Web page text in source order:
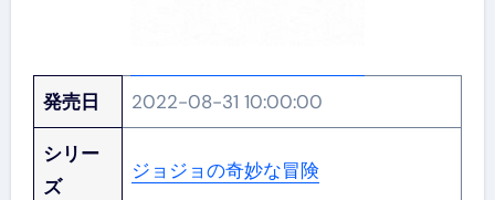
発売日 2022-08-31 10:00:00
シリー
ズ
ジョジョの奇妙な冒険